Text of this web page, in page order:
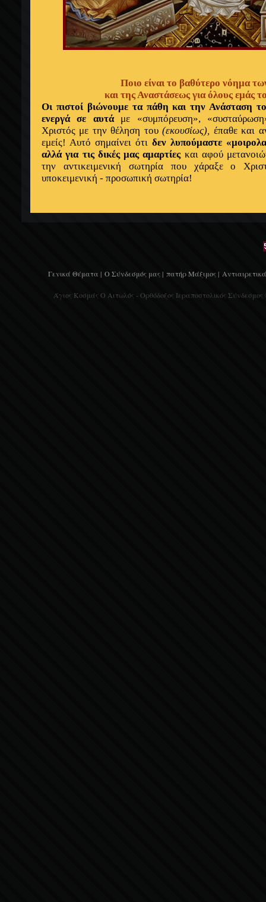
Ποιο είναι το βαθύτερο νόημα
και της Αναστάσεως για όλους εμάς
Οι πιστοί βιώνουμε τα πάθη και την Ανάσταση
ενεργά σε αυτάμε «συμπόρευση»,
Χριστός με την θέληση του(εκουσίως), έπαθε και
εμείς! Αυτό σημαίνει ότι δεν λυπούμαστε
αλλά για τις δικές μας αμαρτίεςκαι αφού
την αντικειμενική σωτηρία που χάραξε ο
υποκειμενική - προσωπική σωτηρία!
Γενικά Θέματα | Ο Σύνδεσμός μας | πατήρ Μάξιμος |
Άγιος Κοσμάς Ο Αιτωλός - Ορθόδοξος Ιεραποστολικός